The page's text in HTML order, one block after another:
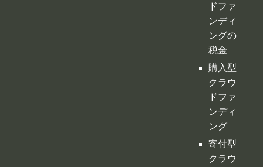
ドファ
ンディ
ングの
税金
購入型
クラウ
ドファ
ンディ
ング
寄付型
クラウ